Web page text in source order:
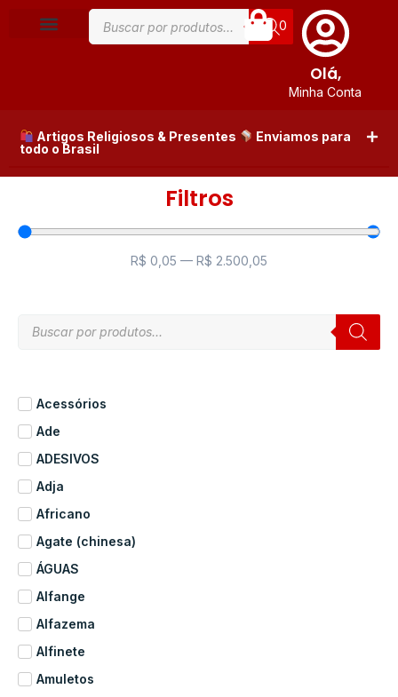
Olá,
Minha Conta
0
Artigos Religiosos & Presentes
Enviamos para
todo o Brasil
Filtros
R$ 0,05 — R$ 2.500,05
Acessórios
Ade
ADESIVOS
Adja
Africano
Agate (chinesa)
ÁGUAS
Alfange
Alfazema
Alfinete
Amuletos